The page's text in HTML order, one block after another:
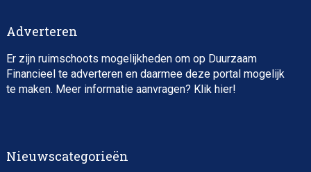
Adverteren
Er zijn ruimschoots mogelijkheden om op Duurzaam
Financieel te adverteren en daarmee deze portal mogelijk
te maken. Meer informatie aanvragen? Klik hier!
Nieuwscategorieën